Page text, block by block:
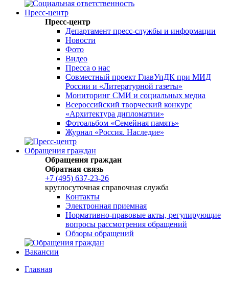
Пресс-центр
Пресс-центр
Департамент пресс-службы и информации
Новости
Фото
Видео
Пресса о нас
Совместный проект ГлавУпДК при МИД
России и «Литературной газеты»
Мониторинг СМИ и социальных медиа
Всероссийский творческий конкурс
«Архитектура дипломатии»
Фотоальбом «Семейная память»
Журнал «Россия. Наследие»
Обращения граждан
Обращения граждан
Обратная связь
+7 (495) 637-23-26
круглосуточная справочная служба
Контакты
Электронная приемная
Нормативно-правовые акты, регулирующие
вопросы рассмотрения обращений
Обзоры обращений
Вакансии
Главная